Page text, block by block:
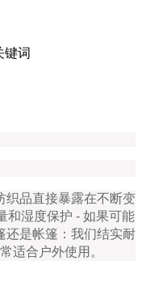
织品直接暴露在不断变
和湿度保护 - 如果可能
还是帐篷：我们结实耐
适合户外使用。